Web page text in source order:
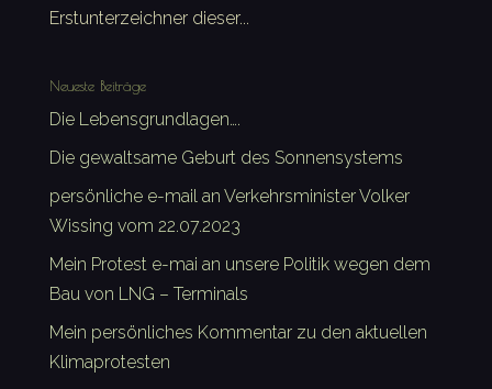
Erstunterzeichner dieser...
Neueste Beiträge
Die Lebensgrundlagen….
Die gewaltsame Geburt des Sonnensystems
persönliche e-mail an Verkehrsminister Volker
Wissing vom 22.07.2023
Mein Protest e-mai an unsere Politik wegen dem
Bau von LNG – Terminals
Mein persönliches Kommentar zu den aktuellen
Klimaprotesten